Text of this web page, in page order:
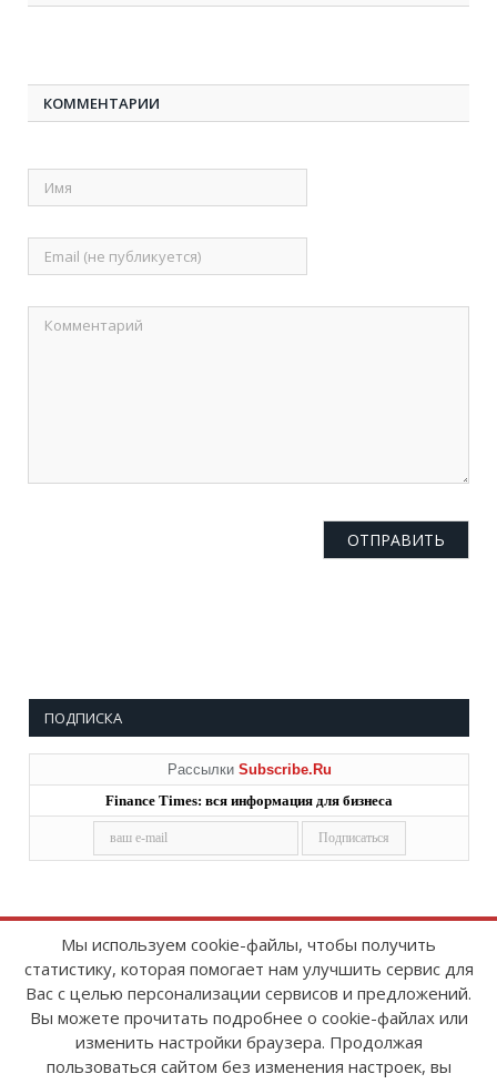
КОММЕНТАРИИ
ПОДПИСКА
Рассылки Subscribe.Ru
Finance Times: вся информация для бизнеса
Copyright © 2008-2026FinanceTimes
Зарегистрировано в Роскомнадзоре
Свидетельство о регистрации СМИ:
серия Эл № ФС77-86300 от 10 ноября 2023 г
Мы используем cookie-файлы, чтобы получить
статистику, которая помогает нам улучшить сервис для
Вас с целью персонализации сервисов и предложений.
Вы можете прочитать подробнее о cookie-файлах или
изменить настройки браузера. Продолжая
пользоваться сайтом без изменения настроек, вы